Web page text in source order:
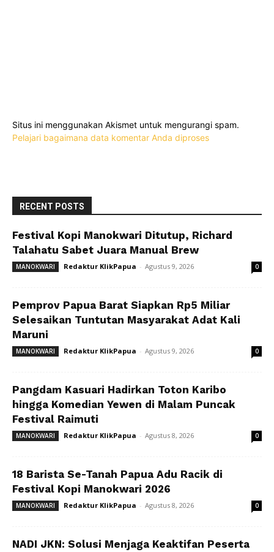
Situs ini menggunakan Akismet untuk mengurangi spam.
Pelajari bagaimana data komentar Anda diproses
RECENT POSTS
Festival Kopi Manokwari Ditutup, Richard
Talahatu Sabet Juara Manual Brew
MANOKWARI Redaktur KlikPapua - Agustus 9, 2026 0
Pemprov Papua Barat Siapkan Rp5 Miliar
Selesaikan Tuntutan Masyarakat Adat Kali
Maruni
MANOKWARI Redaktur KlikPapua - Agustus 9, 2026 0
Pangdam Kasuari Hadirkan Toton Karibo
hingga Komedian Yewen di Malam Puncak
Festival Raimuti
MANOKWARI Redaktur KlikPapua - Agustus 8, 2026 0
18 Barista Se-Tanah Papua Adu Racik di
Festival Kopi Manokwari 2026
MANOKWARI Redaktur KlikPapua - Agustus 8, 2026 0
NADI JKN: Solusi Menjaga Keaktifan Peserta